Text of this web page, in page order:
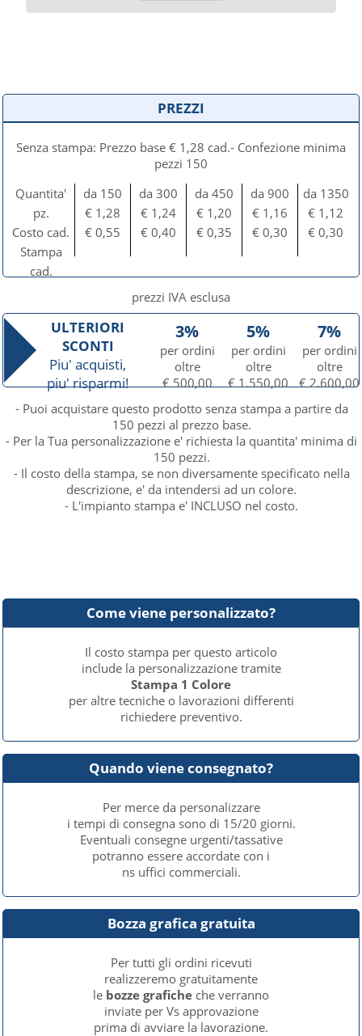
PREZZI
Senza stampa: Prezzo base € 1,28 cad.- Confezione minima
pezzi 150
Quantita'
pz.
Costo cad.
Stampa
cad.
da 150
€ 1,28
€ 0,55
da 300
€ 1,24
€ 0,40
da 450
€ 1,20
€ 0,35
da 900
€ 1,16
€ 0,30
da 1350
€ 1,12
€ 0,30
prezzi IVA esclusa
ULTERIORI
SCONTI
Piu' acquisti,
piu' risparmi!
3%
per ordini
oltre
€ 500,00
5%
per ordini
oltre
€ 1.550,00
7%
per ordini
oltre
€ 2.600,00
- Puoi acquistare questo prodotto senza stampa a partire da
150 pezzi al prezzo base.
- Per la Tua personalizzazione e' richiesta la quantita' minima di
150 pezzi.
- Il costo della stampa, se non diversamente specificato nella
descrizione, e' da intendersi ad un colore.
- L'impianto stampa e' INCLUSO nel costo.
Come viene personalizzato?
Il costo stampa per questo articolo
include la personalizzazione tramite
Stampa 1 Colore
per altre tecniche o lavorazioni differenti
richiedere preventivo.
Quando viene consegnato?
Per merce da personalizzare
i tempi di consegna sono di 15/20 giorni.
Eventuali consegne urgenti/tassative
potranno essere accordate con i
ns uffici commerciali.
Bozza grafica gratuita
Per tutti gli ordini ricevuti
realizzeremo gratuitamente
le bozze grafiche che verranno
inviate per Vs approvazione
prima di avviare la lavorazione.